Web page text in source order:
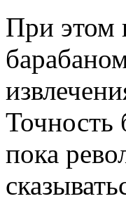
При этом
Точность
пока